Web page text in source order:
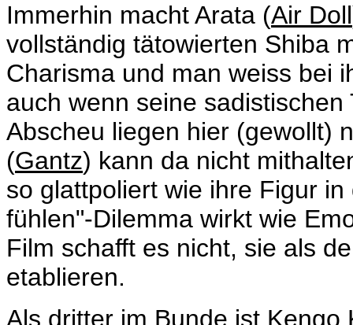
Immerhin macht Arata (Air Doll
vollständig tätowierten Shiba
Charisma und man weiss bei
auch wenn seine
Abscheu liegen hier (gewollt)
(Gantz) kann da nicht
so glattpoliert wie ihre Figur
fühlen"-Dilemma wirkt wie
Film schafft es nicht, sie als
etablieren.
Als dritter im Bunde ist Kengo